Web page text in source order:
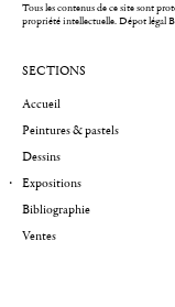
Tous les contenus de ce site sont
propriété intellectuelle.Dépot légal
SECTIONS
Accueil
Peintures & pastels
Dessins
Expositions
Bibliographie
Ventes